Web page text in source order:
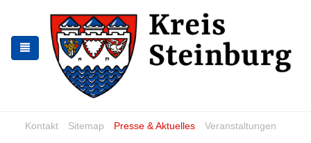
springen
springen
Kontakt Sitemap Presse & Aktuelles Veranstaltungen